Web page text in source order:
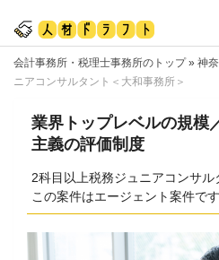
会計事務所・税理士事務所のトップ» 神
ニアコンサルタント＜大和事務所＞
業界トップレベルの規模
主義の評価制度
2科目以上税務ジュニアコンサル
この案件はエージェント案件です